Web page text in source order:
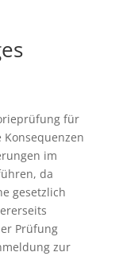
für
im
da
gesetzlich
Prüfung
zur